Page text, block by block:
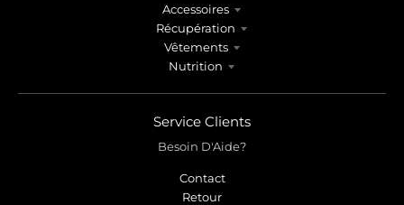
Accessoires
Récupération
Vêtements
Nutrition
Service Clients
Besoin D'Aide?
Contact
Retour